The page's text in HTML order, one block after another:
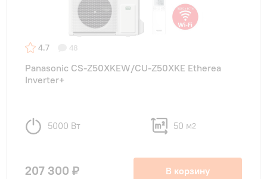
4.7 48
Panasonic CS-Z50XKEW/CU-Z50XKE Etherea
Inverter+
5000 Вт 50 м2
207 300 ₽ В корзину